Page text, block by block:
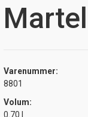
Varenummer:
8801
Volum:
0.70 l